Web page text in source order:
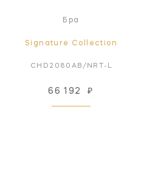
Бра
Signature Collection
CHD2080AB/NRT-L
66 192 ₽